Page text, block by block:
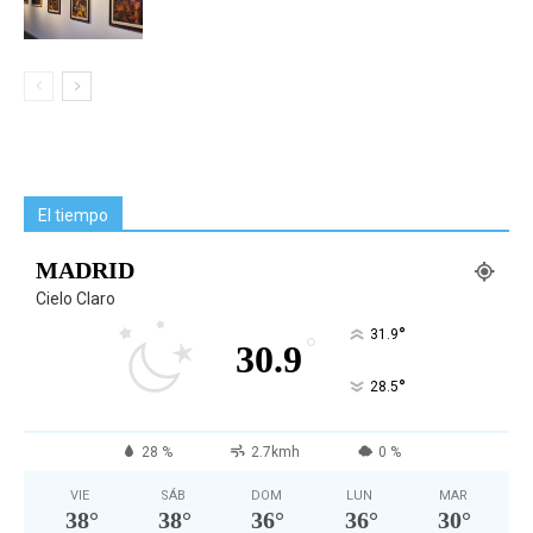
El tiempo
MADRID
Cielo Claro
30.9 ° 31.9°
28.5°
28 % 2.7kmh 0 %
VIE
38°
SÁB
38°
DOM
36°
LUN
36°
MAR
30°